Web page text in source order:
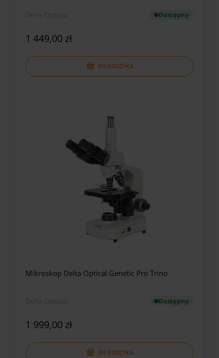
Dostępny
1 449,00 zł
DO KOSZYKA
Mikroskop Delta Optical Genetic Pro Trino
Dostępny
1 999,00 zł
DO KOSZYKA